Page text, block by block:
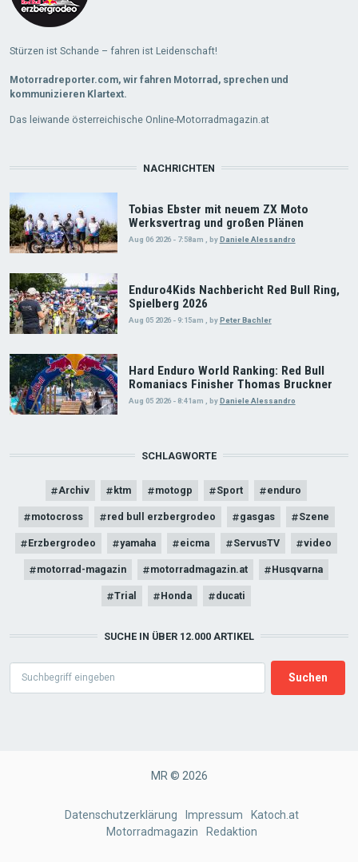
Stürzen ist Schande – fahren ist Leidenschaft!
Motorradreporter.com, wir fahren Motorrad, sprechen und
kommunizieren Klartext.
Das leiwande österreichische Online-Motorradmagazin.at
NACHRICHTEN
Tobias Ebster mit neuem ZX Moto
Werksvertrag und großen Plänen
Aug 06 2026 - 7:58am byDaniele Alessandro
Enduro4Kids Nachbericht Red Bull Ring,
Spielberg 2026
Aug 05 2026 - 9:15am byPeter Bachler
Hard Enduro World Ranking: Red Bull
Romaniacs Finisher Thomas Bruckner
Aug 05 2026 - 8:41am byDaniele Alessandro
SCHLAGWORTE
Archiv ktm motogp Sport enduro
motocross red bull erzbergrodeo gasgas Szene
Erzbergrodeo yamaha eicma ServusTV video
motorrad-magazin motorradmagazin.at Husqvarna
Trial Honda ducati
SUCHE IN ÜBER 12.000 ARTIKEL
MR © 2026
Datenschutzerklärung Impressum
Katoch.at
Motorradmagazin
Redaktion